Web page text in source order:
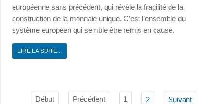
européenne sans précédent, qui révèle la fragilité de la
construction de la monnaie unique. C’est l’ensemble du
système européen qui semble être remis en cause.
LIRE LA SUITE...
Début Précédent 1 2 Suivant